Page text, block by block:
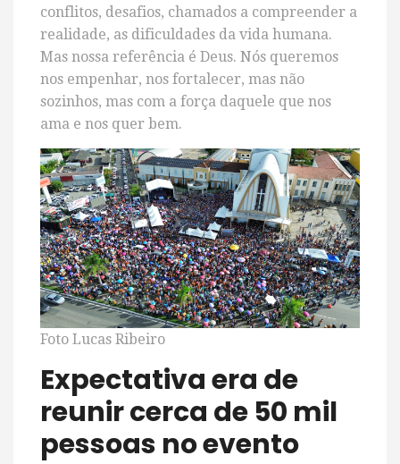
conflitos, desafios, chamados a compreender a
realidade, as dificuldades da vida humana.
Mas nossa referência é Deus. Nós queremos
nos empenhar, nos fortalecer, mas não
sozinhos, mas com a força daquele que nos
ama e nos quer bem.
Foto Lucas Ribeiro
Expectativa era de
reunir cerca de 50 mil
pessoas no evento